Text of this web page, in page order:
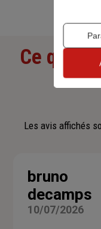
Ce que
Les avis affichés
bruno
decamps
10/07/2026